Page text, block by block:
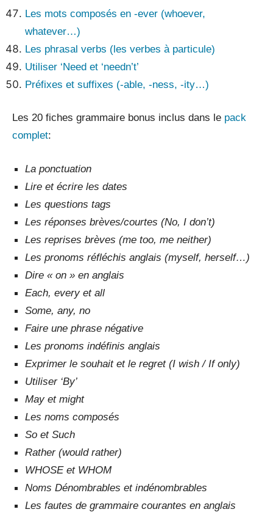
Les mots composés en -ever (whoever,
whatever…)
Les phrasal verbs (les verbes à particule)
Utiliser ‘Need et ‘needn’t’
Préfixes et suffixes (-able, -ness, -ity…)
Les 20 fiches grammaire bonus inclus dans le pack
complet:
La ponctuation
Lire et écrire les dates
Les questions tags
Les réponses brèves/courtes (No, I don’t)
Les reprises brèves (me too, me neither)
Les pronoms réfléchis anglais (myself, herself…)
Dire « on » en anglais
Each, every et all
Some, any, no
Faire une phrase négative
Les pronoms indéfinis anglais
Exprimer le souhait et le regret (I wish / If only)
Utiliser ‘By’
May et might
Les noms composés
So et Such
Rather (would rather)
WHOSE et WHOM
Noms Dénombrables et indénombrables
Les fautes de grammaire courantes en anglais